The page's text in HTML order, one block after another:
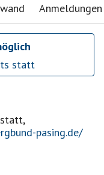
Anmeldungen
statt
statt,
pasing.de/